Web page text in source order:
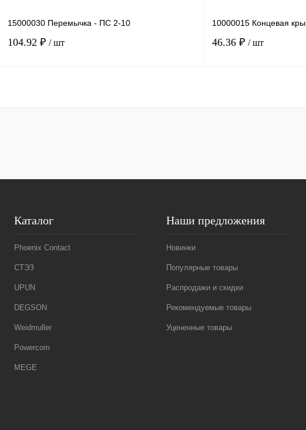
15000030 Перемычка - ПС 2-10
104.92 ₽ / шт
10000015 Концевая
46.36 ₽ / шт
Каталог
Phoenix Contact
СТЭЗ
UPUN
DEGSON
Weidmuller
Powercom
MEGE
Наши предложения
Новинки
Популярные товары
Распродажи и скидки
Рекомендуемые товары
Уцененные товары